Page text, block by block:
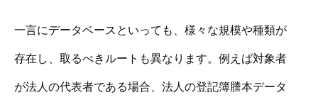
一言にデータベースといっても、様々な規模や種類が
存在し、取るべきルートも異なります。例えば対象者
が法人の代表者である場合、法人の登記簿謄本データ